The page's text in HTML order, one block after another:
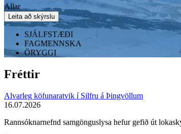
Allar
SJÁLFSTÆÐI
FAGMENNSKA
ÖRYGGI
Fréttir
Alvarleg köfunaratvik í Silfru á Þingvöllum
16.07.2026
Rannsóknarnefnd samgönguslysa hefur gefið út